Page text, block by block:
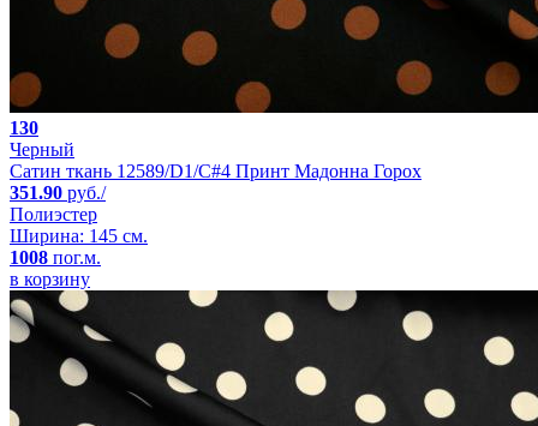
130
Черный
Сатин ткань 12589/D1/C#4 Принт Мадонна Горох
351.90 руб./
Полиэстер
Ширина: 145 см.
1008 пог.м.
в корзину